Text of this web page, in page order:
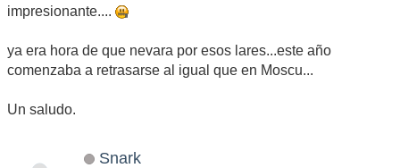
impresionante....
ya era hora de que nevara por esos lares...este año
comenzaba a retrasarse al igual que en Moscu...
Un saludo.
Snark